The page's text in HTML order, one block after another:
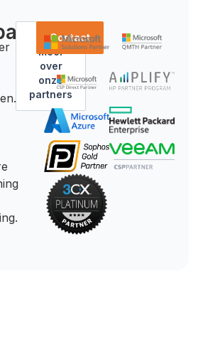
Lees
meer
over
onze
partners
Contact